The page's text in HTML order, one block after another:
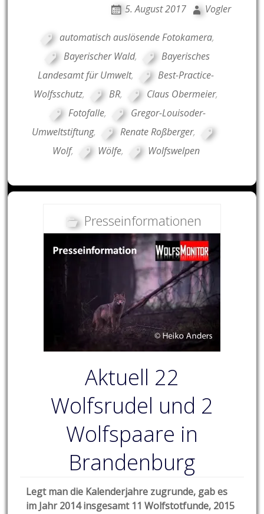
5. August 2017 Vogler
automatisch auslösende Fotokamera,
Bayerischer Wald,
Bayerisches
Landesamt für Umwelt,
Best-Practice-
Wolfsschutz, BR, Claus Obermeier,
Fotofalle,
Gregor-Louisoder-
Umweltstiftung, Renate Roßberger,
Wolf, Wölfe, Wolfswelpen
Presseinformationen
Aktuell 22
Wolfsrudel und 2
Wolfspaare in
Brandenburg
Legt man die Kalenderjahre zugrunde, gab es
im Jahr 2014 insgesamt 11 Wolfstotfunde, 2015